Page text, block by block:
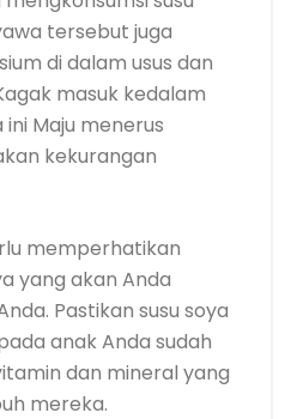
tersebut juga
di dalam usus dan
masuk kedalam
Maju menerus
kekurangan
memperhatikan
yang akan Anda
Pastikan susu soya
anak Anda sudah
dan mineral yang
mereka.